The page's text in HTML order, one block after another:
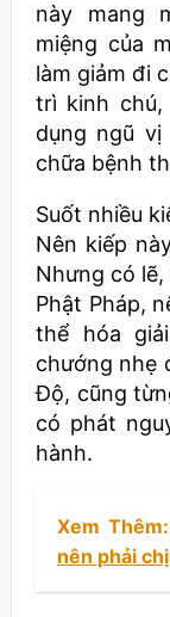
này mang
miệng của
làm giảm đi
trì kinh chú,
dụng ngũ
chữa bệnh
Suốt nhiều
Nên kiếp
Nhưng có
Phật Pháp,
thể hóa
chướng nhẹ
Độ, cũng
có phát
hành.
Xem Thêm:
nên phải